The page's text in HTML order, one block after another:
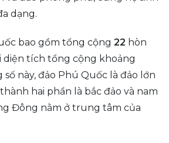
dạng.
bao gồm tổng cộng 22 hòn
diện tích tổng cộng khoảng
số này, đảo Phú Quốc là đảo lớn
hai phần là bắc đảo và nam
Đông nằm ở trung tâm của